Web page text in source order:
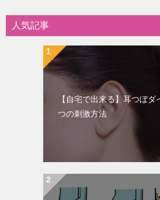
人気記事
【自宅で出来る】耳つぼダ
つの刺激方法